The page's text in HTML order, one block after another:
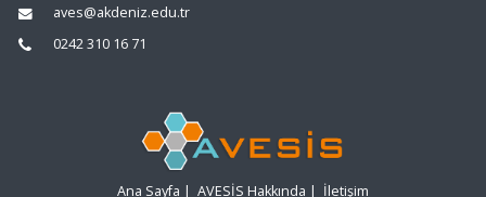
aves@akdeniz.edu.tr
0242 310 16 71
Ana Sayfa | AVESİS Hakkında | İletişim